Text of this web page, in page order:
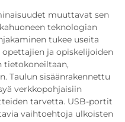
muuttavat sen
teknologian
tukee useita
ja opiskelijoiden
tietokoneiltaan,
Taulun sisäänrakennettu
verkkopohjaisiin
tarvetta. USB-portit
vaihtoehtoja ulkoisten